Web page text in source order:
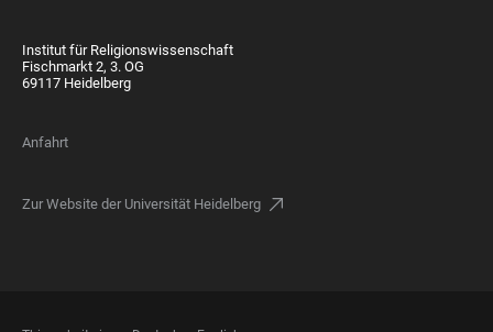
Institut für Religionswissenschaft
Fischmarkt 2, 3. OG
69117 Heidelberg
Anfahrt
Zur Website der Universität Heidelberg